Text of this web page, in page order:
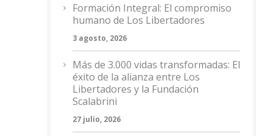
Formación Integral: El compromiso
humano de Los Libertadores
3 agosto, 2026
Más de 3.000 vidas transformadas: El
éxito de la alianza entre Los
Libertadores y la Fundación
Scalabrini
27 julio, 2026